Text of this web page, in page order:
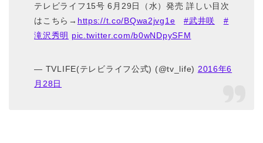
テレビライフ15号 6月29日（水）発売 詳しい目次
はこちら→ https://t.co/BQwa2jvg1e #武井咲
#
滝沢秀明 pic.twitter.com/b0wNDpySFM
— TVLIFE(テレビライフ公式) (@tv_life) 2016年6
月28日